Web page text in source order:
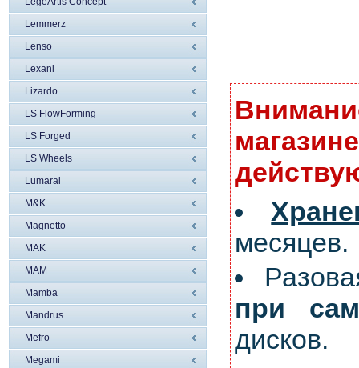
Lemmerz
Lenso
Lexani
Lizardo
LS FlowForming
LS Forged
LS Wheels
Lumarai
M&K
Magnetto
MAK
MAM
Mamba
Mandrus
Mefro
Megami
месяцев.
при
дисков.